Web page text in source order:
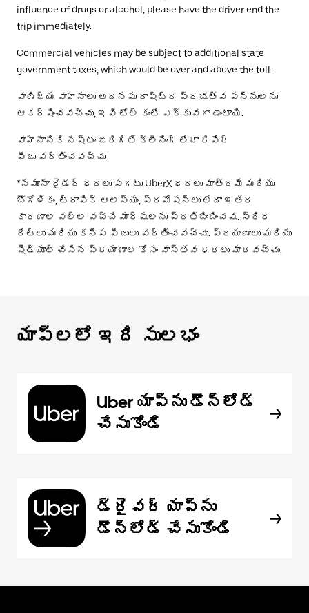
influence of drugs or alcohol, please have the driver end the
trip immediately.
Commercial vehicles may be subject to additional state
government taxes, which would be over and above the toll.
వాణిజ్య వాహనాలు అదనపు రాష్ట్ర ప్రభుత్వ పన్నులను
ఆకర్షించవచ్చు, ఇవి టోల్ కంటే ఎక్కువగా ఉంటాయి.
వాహనానికి నష్టం జరిగితే క్లీనింగ్ లేదా రిపేర్
ఫీజు వర్తించవచ్చు.
*నమూనా రైడర్ ధరలు సగటు UberX ధరలు మాత్రమే మరియు
భౌగోళికం, ట్రాఫిక్ ఆలస్యం, ప్రమోషన్లు లేదా ఇతర
కారణాల వల్ల వచ్చే మార్పులను ప్రతిబింబించవు. స్థిర
రేట్లు మరియు కనీస ఫీజులు వర్తించవచ్చు. ప్రయాణాలు మరియు
షెడ్యూల్ చేసిన ప్రయాణాల కోసం వాస్తవ ధరలు మారవచ్చు.
యాప్‌లలో ఇది సులభం
Uber యాప్‌ను డౌన్‌లోడ్
చేసుకోండి
డ్రైవర్ యాప్‌ను
డౌన్‌లోడ్ చేసుకోండి